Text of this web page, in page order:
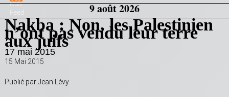
RSS
Feed
9 août 2026
Nakba : Non, les Palestinien
n’ont pas vendu leur terre
aux juifs
17 mai 2015
15 Mai 2015
Publié par Jean Lévy